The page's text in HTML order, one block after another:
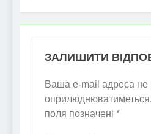
ЗАЛИШИТИ
Ваша e-mail адреса не
оприлюднюватиметься.
поля позначені *